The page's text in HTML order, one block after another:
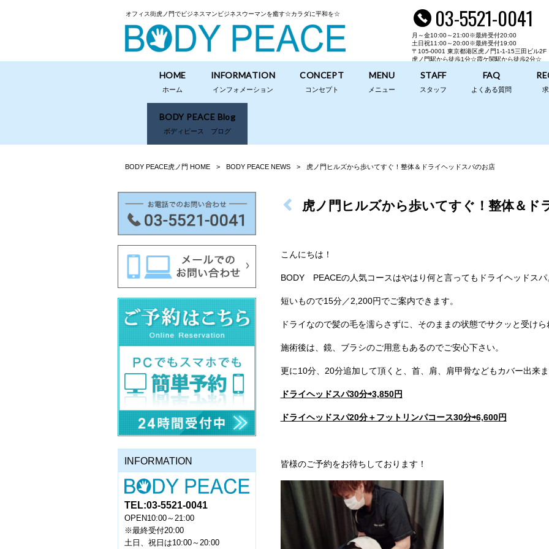
オフィス街虎ノ門でビジネスマンビジネスウーマンを癒す☆カラダに平和を☆ 03-5521-0041
月～金10:00～21:00※最終受付20:00
土日祝11:00～20:00※最終受付19:00
〒105-0001 東京都港区虎ノ門1-1-15三田ビル2F
虎ノ門駅から徒歩1分☆霞ケ関駅から徒歩2分☆
HOME
ホーム
INFORMATION
インフォメーション
CONCEPT
コンセプト
MENU
メニュー
STAFF
スタッフ
FAQ
よくある質問
BODY PEACE Blog
ボディピース ブログ
BODY PEACE虎ノ門 HOME > BODY PEACE NEWS > 虎ノ門ヒルズから歩いてすぐ！整体＆ドライヘッドスパのお店
虎ノ門ヒルズから歩いてすぐ！整体＆ド
こんにちは！
BODY PEACEの人気コースはやはり何と言ってもドライヘッドスパ
短いもので15分／2,200円でご案内できます。
ドライなので髪の毛を濡らさずに、そのままの状態でサクッと受けら
施術後は、鏡、ブラシのご用意もあるのでご安心下さい。
更に10分、20分追加して頂くと、首、肩、肩甲骨などもカバー出来ま
ドライヘッドスパ30分⇨3,850円
ドライヘッドスパ20分＋フットリンパコース30分⇨6,600円
皆様のご予約をお待ちしております！
INFORMATION
TEL:03-5521-0041
OPEN10:00～21:00
※最終受付20:00
土日、祝日は10:00～20:00